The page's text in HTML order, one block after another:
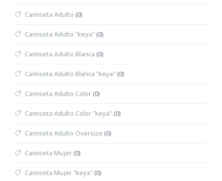
Camiseta Adulto (0)
Camiseta Adulto "keya"(0)
Camiseta Adulto Blanca (0)
Camiseta Adulto Blanca "keya"(0)
Camiseta Adulto Color(0)
Camiseta Adulto Color "keya"(0)
Camiseta Adulto Oversize (0)
Camiseta Mujer(0)
Camiseta Mujer "keya"(0)